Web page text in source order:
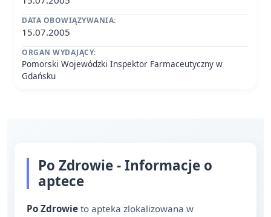
DATA OBOWIĄZYWANIA:
15.07.2005
ORGAN WYDAJĄCY:
Pomorski Wojewódzki Inspektor Farmaceutyczny w
Gdańsku
Po Zdrowie - Informacje o
aptece
Po Zdrowie to apteka zlokalizowana w